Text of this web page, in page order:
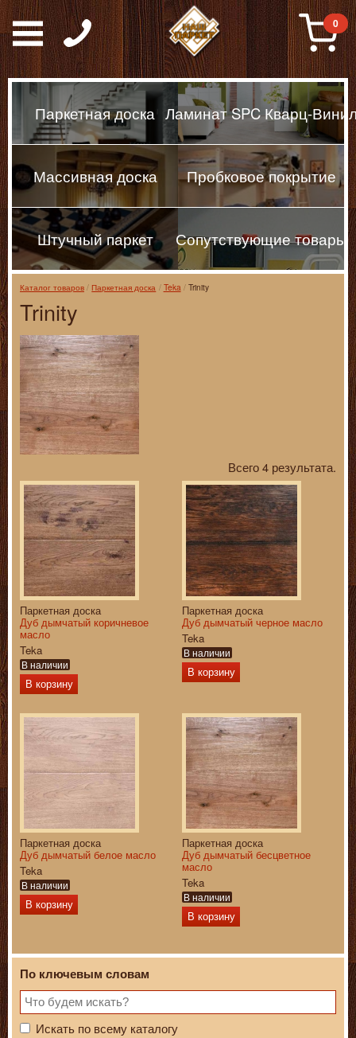
Паркет, Штучный
0
Паркетная доска Ламинат SPC Кварц-
Массивная доска Пробковое покрытие
Штучный паркет Сопутствующие товары
Каталог товаров Паркетная доска Teka Trinity
Trinity
Всего 4 результата.
Паркетная доска
Дуб дымчатый коричневое
масло
Teka
В наличии
В корзину
Паркетная доска
Дуб дымчатый черное масло
Teka
В наличии
В корзину
Паркетная доска
Дуб дымчатый белое масло
Teka
В наличии
В корзину
Паркетная доска
Дуб дымчатый бесцветное
масло
Teka
В наличии
В корзину
По ключевым словам
Искать по всему каталогу